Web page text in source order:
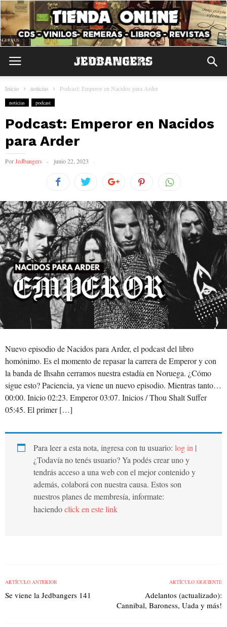
Inicio noticias Podcast: Emperor en Nacidos para Arder
noticias podcast
Podcast: Emperor en Nacidos
para Arder
PorJedbangers junio 22, 2023
Nuevo episodio de Nacidos para Arder, el podcast del libro
homónimo. Es el momento de repasar la carrera de Emperor y con
la banda de Ihsahn cerramos nuestra estadía en Noruega. ¿Cómo
sigue esto? Paciencia, ya viene un nuevo episodio. Mientras tanto…
00:00. Inicio 02:23. Emperor 03:07. Inicios / Thou Shalt Suffer
05:45. El primer […]
Para leer a esta nota, ingresa con tu usuario: log in |
¿Todavía no tenés usuario? Ya podés crear uno y
tendrás acceso a una web con el mejor contenido y
además, colaborá con nuestra causa. Estos son
nuestros planes de membresía, informate:
haciendoclick en este link
ARTÍCULO ANTERIOR
Se viene la Jedbangers 141
ARTÍCULO SIGUIENTE
Adelantos (actualizado):
Cannibal, Baroness, Uada y más!